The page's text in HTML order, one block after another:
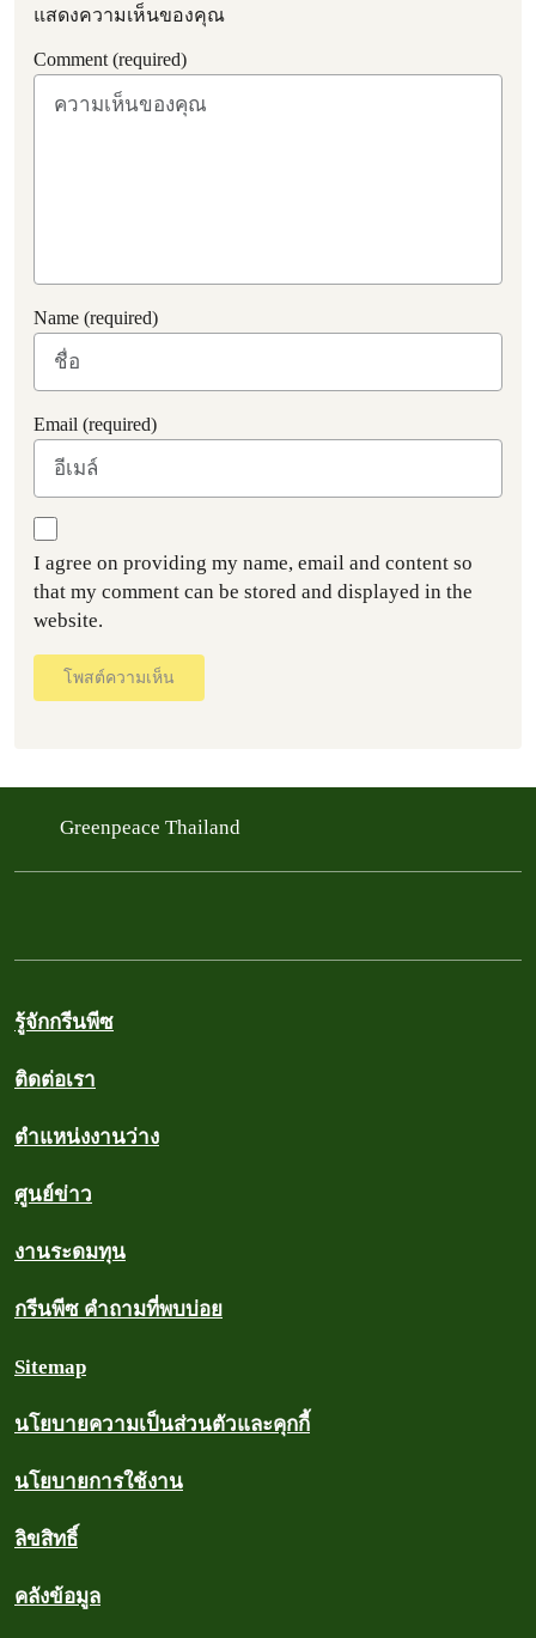
แสดงความเห็นของคุณ
Comment (required)
Name (required)
Email (required)
I agree on providing my name, email and content so
that my comment can be stored and displayed in the
website.
โพสต์ความเห็น
Greenpeace Thailand
รู้จักกรีนพีซ
ติดต่อเรา
ตำแหน่งงานว่าง
ศูนย์ข่าว
งานระดมทุน
กรีนพีซ คำถามที่พบบ่อย
Sitemap
นโยบายความเป็นส่วนตัวและคุกกี้
นโยบายการใช้งาน
ลิขสิทธิ์
คลังข้อมูล